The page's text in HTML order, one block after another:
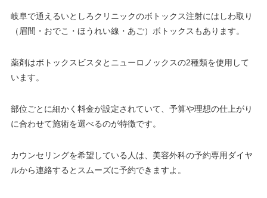
岐阜で通えるいとしろクリニックのボトックス注射にはしわ取り
（眉間・おでこ・ほうれい線・あご）ボトックスもあります。
薬剤はボトックスビスタとニューロノックスの2種類を使用して
います。
部位ごとに細かく料金が設定されていて、予算や理想の仕上がり
に合わせて施術を選べるのが特徴です。
カウンセリングを希望している人は、美容外科の予約専用ダイヤ
ルから連絡するとスムーズに予約できますよ。